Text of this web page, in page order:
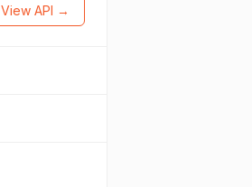
View API →